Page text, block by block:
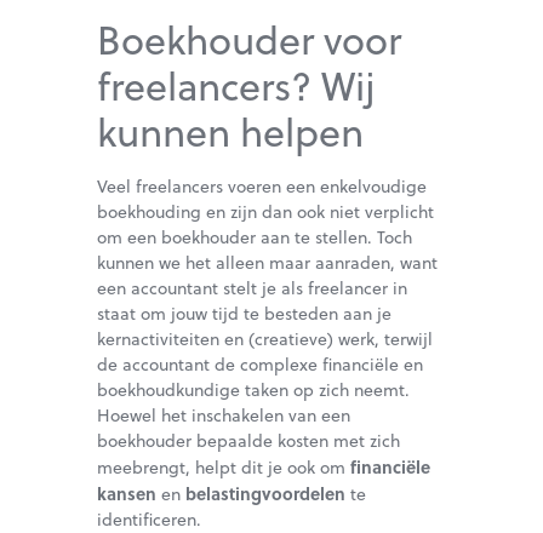
Boekhouder voor
freelancers? Wij
kunnen helpen
Veel freelancers voeren een enkelvoudige
boekhouding en zijn dan ook niet verplicht
om een boekhouder aan te stellen. Toch
kunnen we het alleen maar aanraden, want
een accountant stelt je als freelancer in
staat om jouw tijd te besteden aan je
kernactiviteiten en (creatieve) werk, terwijl
de accountant de complexe financiële en
boekhoudkundige taken op zich neemt.
Hoewel het inschakelen van een
boekhouder bepaalde kosten met zich
meebrengt, helpt dit je ook om financiële
kansen en belastingvoordelen te
identificeren.